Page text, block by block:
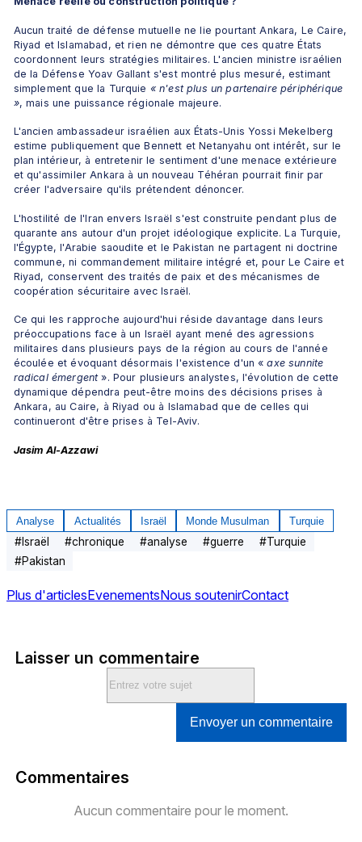
Aucun traité de défense mutuelle ne lie pourtant Ankara, Le Caire,
Riyad et Islamabad, et rien ne démontre que ces quatre États
coordonnent leurs stratégies militaires. L'ancien ministre israélien
de la Défense Yoav Gallant s'est montré plus mesuré, estimant
simplement que la Turquie « n'est plus un partenaire périphérique
», mais une puissance régionale majeure.
L'ancien ambassadeur israélien aux États-Unis Yossi Mekelberg
estime publiquement que Bennett et Netanyahu ont intérêt, sur le
plan intérieur, à entretenir le sentiment d'une menace extérieure
et qu'assimiler Ankara à un nouveau Téhéran pourrait finir par
créer l'adversaire qu'ils prétendent dénoncer.
L'hostilité de l'Iran envers Israël s'est construite pendant plus de
quarante ans autour d'un projet idéologique explicite. La Turquie,
l'Égypte, l'Arabie saoudite et le Pakistan ne partagent ni doctrine
commune, ni commandement militaire intégré et, pour Le Caire et
Riyad, conservent des traités de paix et des mécanismes de
coopération sécuritaire avec Israël.
Ce qui les rapproche aujourd'hui réside davantage dans leurs
préoccupations face à un Israël ayant mené des agressions
militaires dans plusieurs pays de la région au cours de l'année
écoulée et évoquant désormais l'existence d'un « axe sunnite
radical émergent ». Pour plusieurs analystes, l'évolution de cette
dynamique dépendra peut-être moins des décisions prises à
Ankara, au Caire, à Riyad ou à Islamabad que de celles qui
continueront d'être prises à Tel-Aviv.
Jasim Al-Azzawi
Analyse Actualités Israël Monde Musulman Turquie
#Israël #chronique #analyse #guerre #Turquie
#Pakistan
Plus d'articlesEvenementsNous soutenirContact
Laisser un commentaire
Envoyer un commentaire
Commentaires
Aucun commentaire pour le moment.